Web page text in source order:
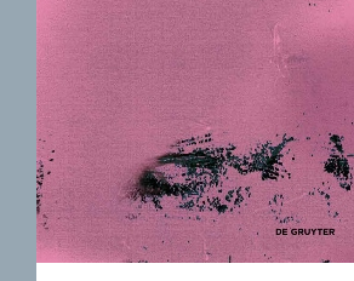
ERNST CASSIRER
ARBEITSSTELLE 1997-
2007